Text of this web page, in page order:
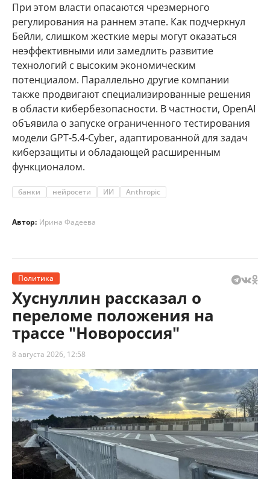
При этом власти опасаются чрезмерного
регулирования на раннем этапе. Как подчеркнул
Бейли, слишком жесткие меры могут оказаться
неэффективными или замедлить развитие
технологий с высоким экономическим
потенциалом. Параллельно другие компании
также продвигают специализированные решения
в области кибербезопасности. В частности, OpenAI
объявила о запуске ограниченного тестирования
модели GPT‑5.4‑Cyber, адаптированной для задач
киберзащиты и обладающей расширенным
функционалом.
банки нейросети ИИ Anthropic
Автор: Ирина Фадеева
Политика
Хуснуллин рассказал о
переломе положения на
трассе "Новороссия"
8 августа 2026, 12:58